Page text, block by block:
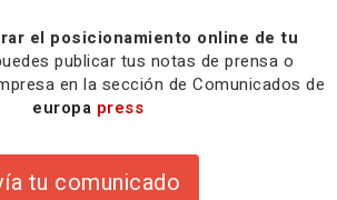
el posicionamiento online de tu
publicar tus notas de prensa o
en la sección de Comunicados de
europa press
tu comunicado